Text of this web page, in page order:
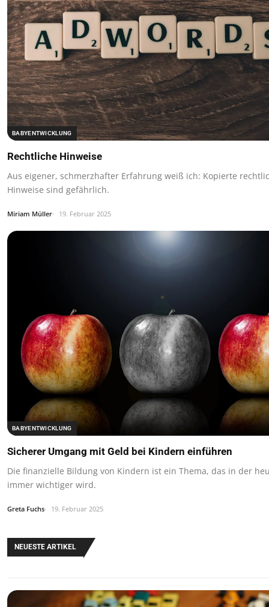
BABYENTWICKLUNG
Rechtliche Hinweise
Aus eigener, schmerzhafter Erfahrung weiß ich: Kopierte
Hinweise sind gefährlich.
Miriam Müller 19. Februar 2025
BABYENTWICKLUNG
Sicherer Umgang mit Geld bei Kindern einführen
Die finanzielle Bildung von Kindern ist ein Thema, das in der
immer wichtiger wird.
Greta Fuchs 19. Februar 2025
NEUESTE ARTIKEL